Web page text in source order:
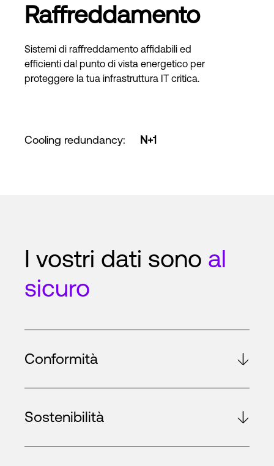
Raffreddamento
Sistemi di raffreddamento affidabili ed
efficienti dal punto di vista energetico per
proteggere la tua infrastruttura IT critica.
Cooling redundancy: N+1
I vostri dati sono al
sicuro
Conformità
Sostenibilità